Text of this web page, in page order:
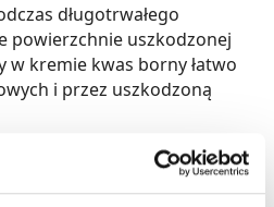
długotrwałego
powierzchnie uszkodzonej
w kremie kwas borny łatwo
i przez uszkodzoną